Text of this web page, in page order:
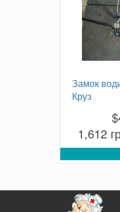
Замок
Круз
1,612